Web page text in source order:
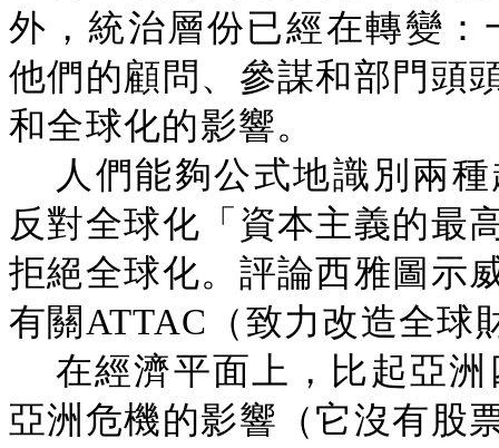
外，統治層份已經在轉變
他們的顧問、參謀和部門頭
和全球化的影響。
人們能夠公式地識別兩
反對全球化「資本主義的最
拒絕全球化。評論西雅圖示
有關ATTAC（致力改造全球
在經濟平面上，比起亞
亞洲危機的影響（它沒有股